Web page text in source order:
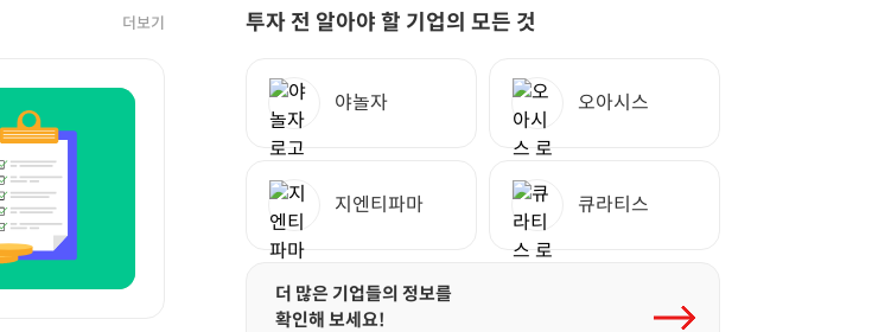
투자 전 알아야 할 기업의 모든 것
야놀자 오아시스
지엔티파마 큐라티스
더 많은 기업들의 정보를
확인해 보세요!
더보기